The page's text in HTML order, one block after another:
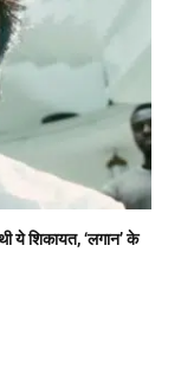
ये शिकायत, ‘लगान’ के